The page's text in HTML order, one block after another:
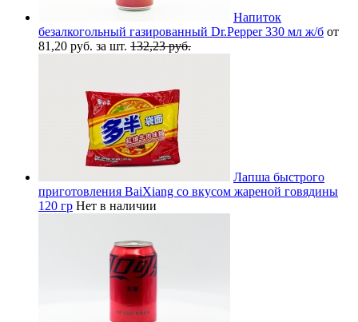
Напиток
безалкогольный газированный Dr.Pepper 330 мл ж/б от
81,20 руб. за шт. 132,23 руб.
Лапша быстрого
приготовления BaiXiang со вкусом жареной говядины
120 гр Нет в наличии